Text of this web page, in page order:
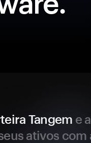
Tangem e
ativos com